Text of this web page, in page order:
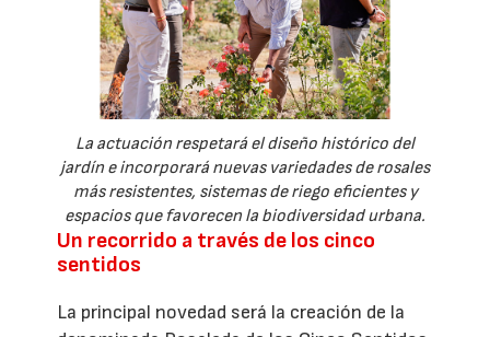
La actuación respetará el diseño histórico del
jardín e incorporará nuevas variedades de rosales
más resistentes, sistemas de riego eficientes y
espacios que favorecen la biodiversidad urbana.
Un recorrido a través de los cinco
sentidos
La principal novedad será la creación de la